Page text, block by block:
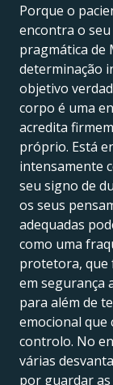
Porque o
encontra o seu
pragmática de
determinação
objetivo
corpo é uma
acredita
próprio. Está
intensamente
seu signo de
os seus
adequadas
como uma
protetora, que
em segurança
para além de
emocional que
controlo. No
várias
por guardar as